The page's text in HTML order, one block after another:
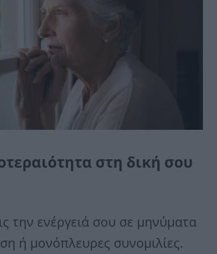
στη δική σου
την ενέργειά σου σε μηνύματα
ή μονόπλευρες συνομιλίες.